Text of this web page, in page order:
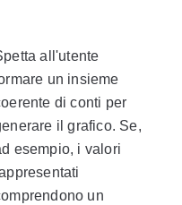
all'utente
un insieme
di conti per
il grafico. Se,
esempio, i valori
un